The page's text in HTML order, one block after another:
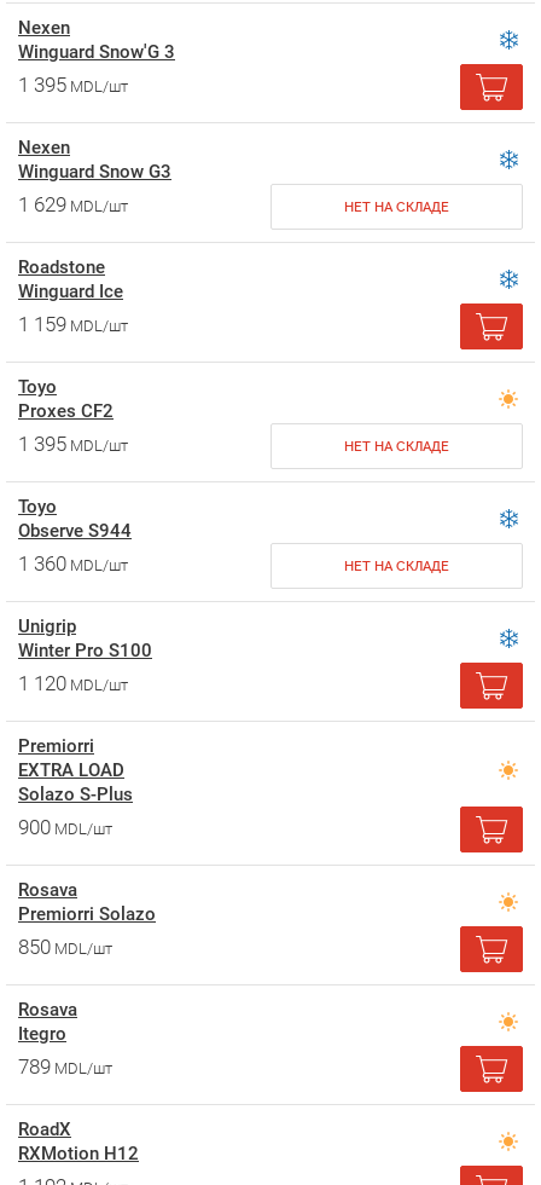
Nexen
Winguard Snow'G 3
1 395 MDL/шт
Nexen
Winguard Snow G3
1 629 MDL/шт НЕТ НА СКЛАДЕ
Roadstone
Winguard Ice
1 159 MDL/шт
Toyo
Proxes CF2
1 395 MDL/шт НЕТ НА СКЛАДЕ
Toyo
Observe S944
1 360 MDL/шт НЕТ НА СКЛАДЕ
Unigrip
Winter Pro S100
1 120 MDL/шт
Premiorri
EXTRA LOAD
Solazo S-Plus
900 MDL/шт
Rosava
Premiorri Solazo
850 MDL/шт
Rosava
Itegro
789 MDL/шт
RoadX
RXMotion H12